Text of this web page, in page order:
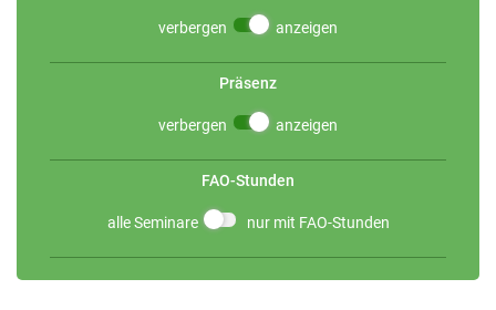
verbergen anzeigen
Präsenz
verbergen anzeigen
FAO-Stunden
alle Seminare nur mit FAO-Stunden